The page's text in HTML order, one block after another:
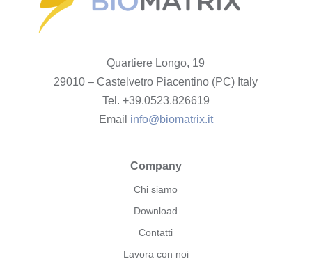
Quartiere Longo, 19
29010 – Castelvetro Piacentino (PC) Italy
Tel. +39.0523.826619
Email info@biomatrix.it
Company
Chi siamo
Download
Contatti
Lavora con noi